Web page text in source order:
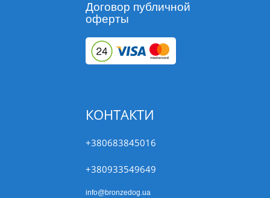
Договор публичной
оферты
КОНТАКТИ
+380683845016
+380933549649
info@bronzedog.ua